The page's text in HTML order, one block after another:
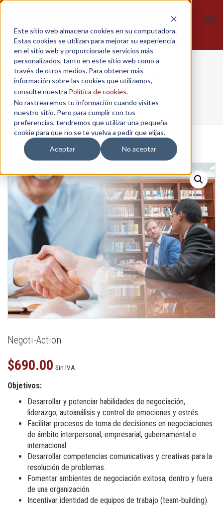
Este sitio web almacena cookies en su computadora.
Estas cookies se utilizan para mejorar su experiencia
en el sitio web y proporcionarle servicios más
personalizados, tanto en este sitio web como a
través de otros medios. Para obtener más
información sobre las cookies que utilizamos,
consulte nuestra Política de cookies.
No rastrearemos tu información cuando visites
nuestro sitio. Pero para cumplir con tus
preferencias, tendremos que utilizar una pequeña
cookie para que no se te vuelva a pedir que elijas.
Aceptar
No aceptar
Negoti-Action
Home / Cursos / Negoti-Action
Negoti-Action
$690.00 Sin IVA
Objetivos:
Desarrollar y potenciar habilidades de negociación,
liderazgo, autoanálisis y control de emociones y estrés.
Facilitar procesos de toma de decisiones en negociaciones
de ámbito interpersonal, empresarial, gubernamental e
internacional.
Desarrollar competencias comunicativas y creativas para la
resolución de problemas.
Fomentar ambientes de negociación exitosa, dentro y fuera
de una organización.
Incentivar identidad de equipos de trabajo (team-building).